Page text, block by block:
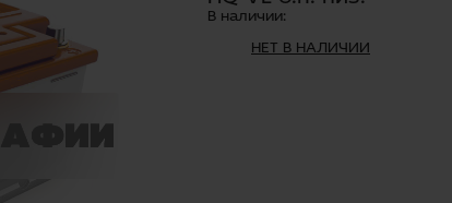
В наличии:
НЕТ В НАЛИЧИИ